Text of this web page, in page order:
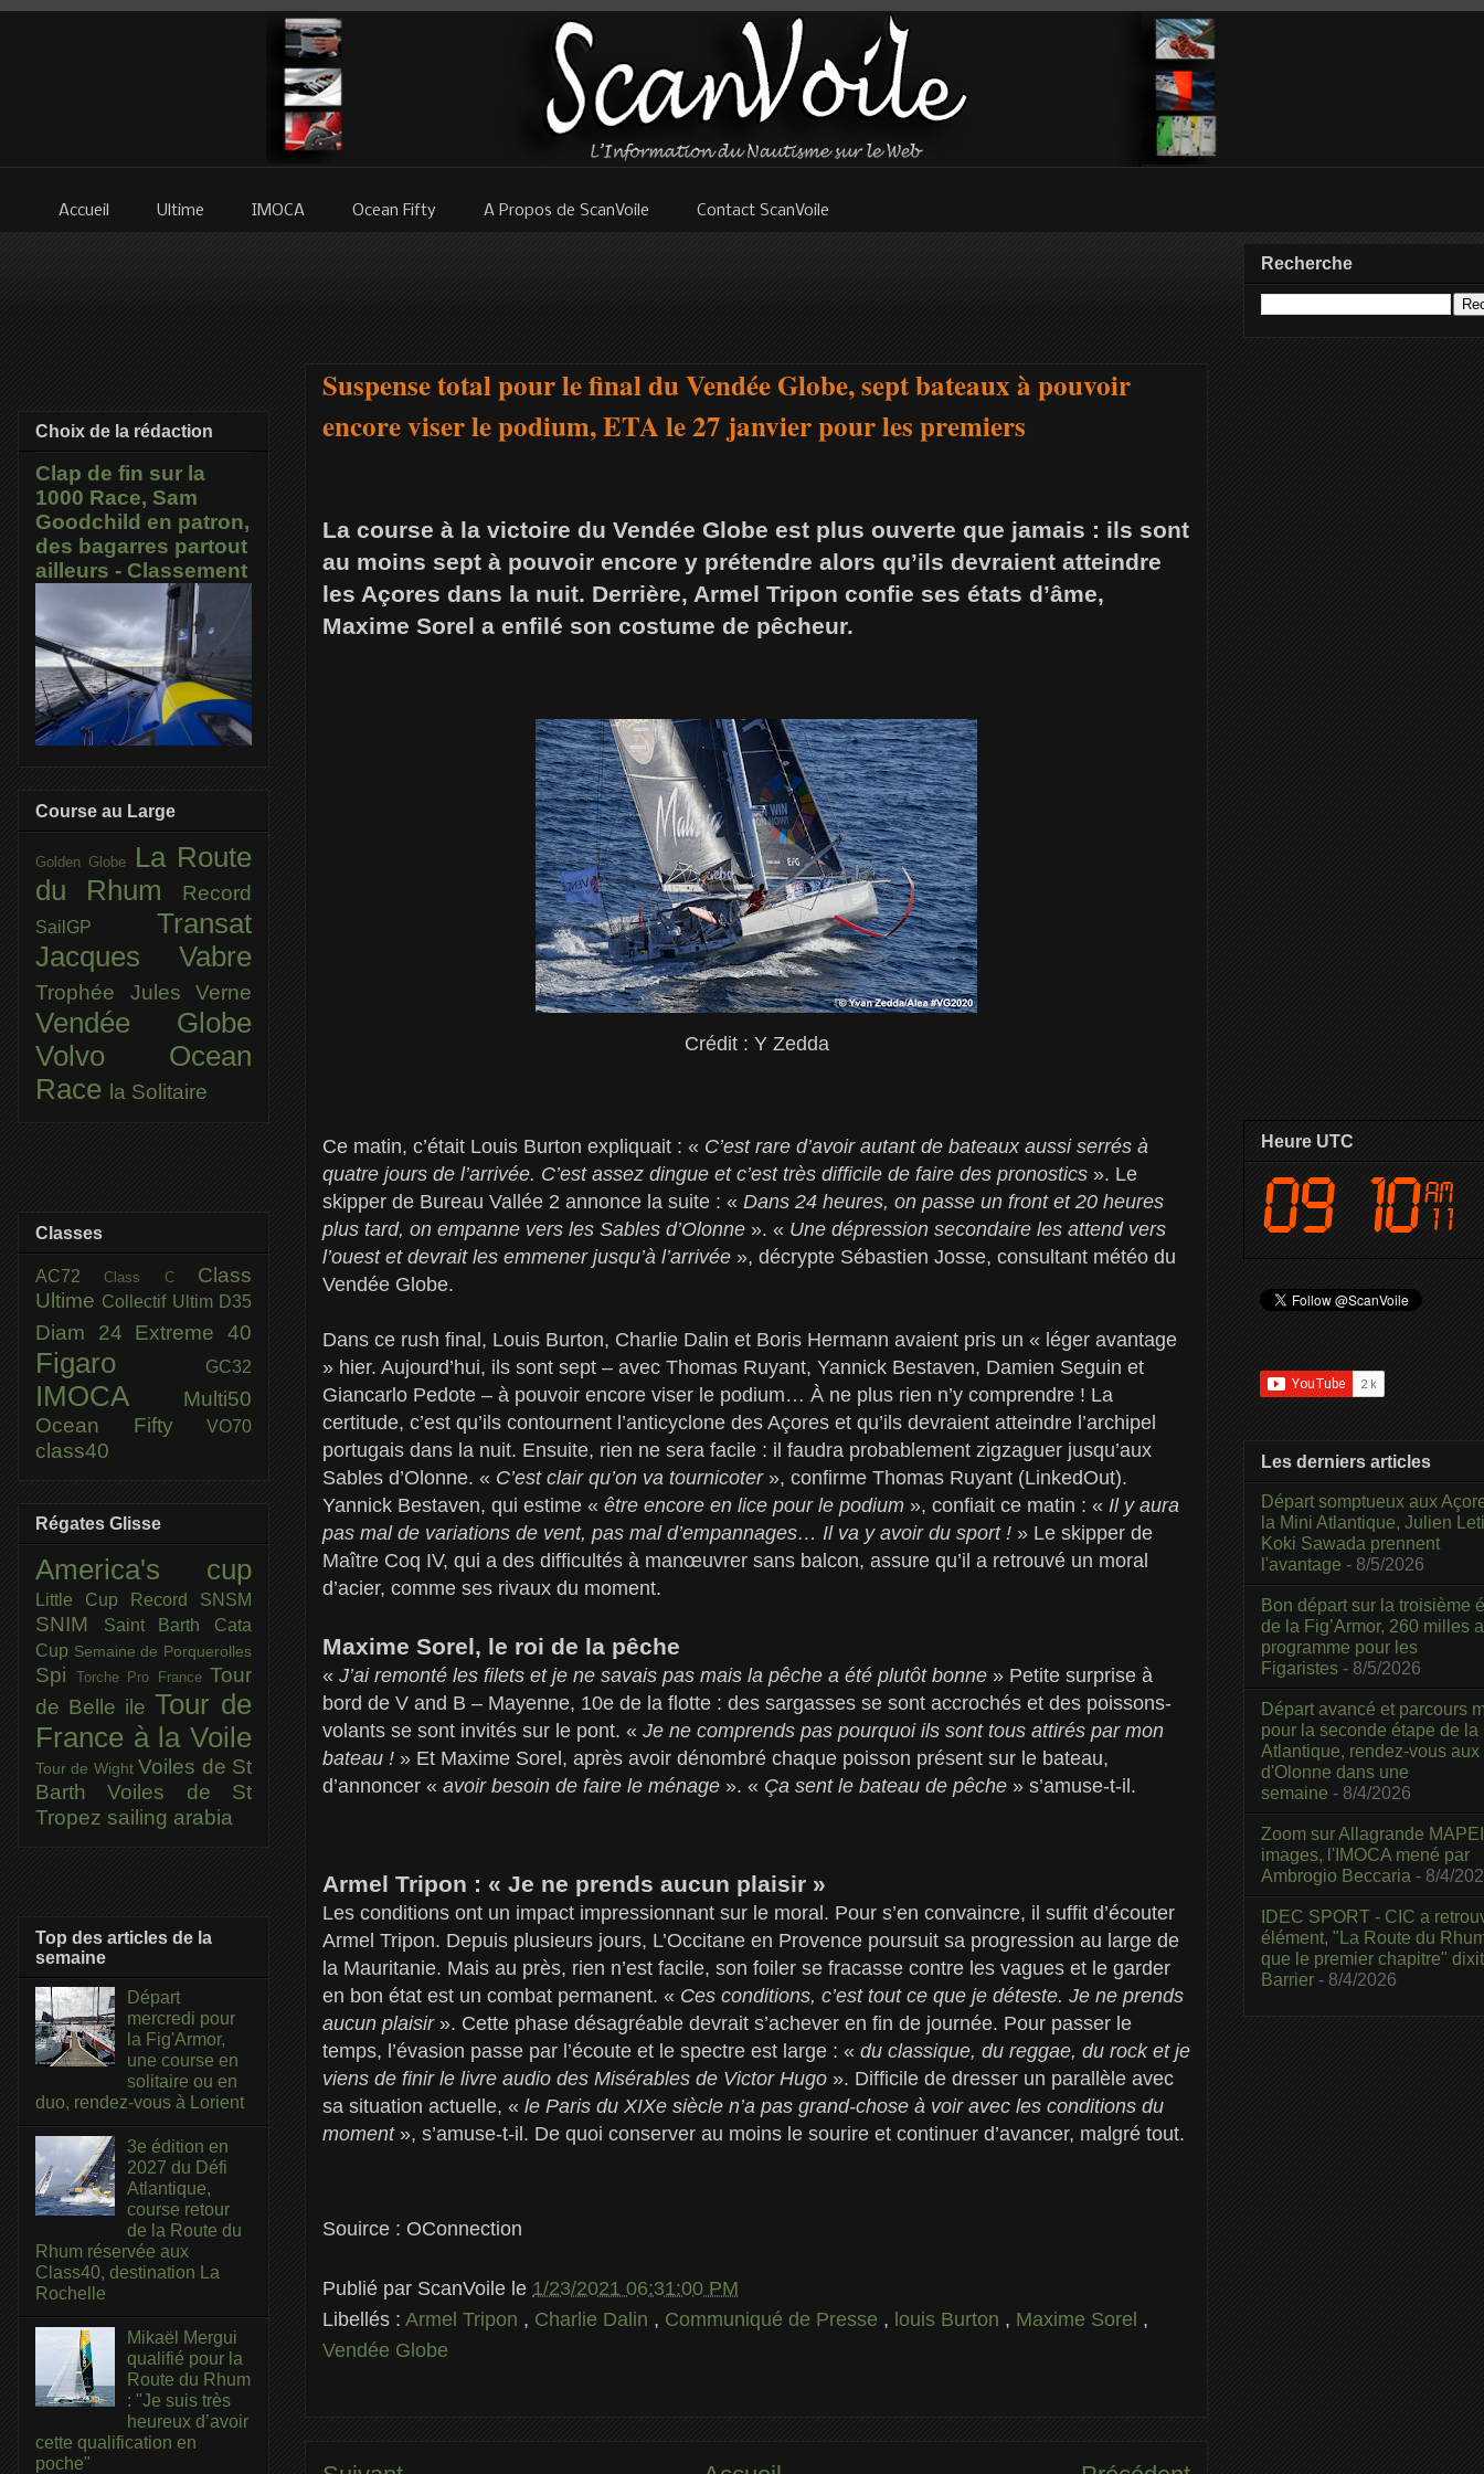
Accueil Ultime IMOCA Ocean Fifty A Propos de ScanVoile Contact ScanVoile
Suspense total pour le final du Vendée Globe, sept bateaux à pouvoir
encore viser le podium, ETA le 27 janvier pour les premiers
La course à la victoire du Vendée Globe est plus ouverte que jamais : ils sont
au moins sept à pouvoir encore y prétendre alors qu’ils devraient atteindre
les Açores dans la nuit. Derrière, Armel Tripon confie ses états d’âme,
Maxime Sorel a enfilé son costume de pêcheur.
Crédit : Y Zedda
Ce matin, c’était Louis Burton expliquait : « C’est rare d’avoir autant de bateaux aussi serrés à
quatre jours de l’arrivée. C’est assez dingue et c’est très difficile de faire des pronostics ». Le
skipper de Bureau Vallée 2 annonce la suite : « Dans 24 heures, on passe un front et 20 heures
plus tard, on empanne vers les Sables d’Olonne ». « Une dépression secondaire les attend vers
l’ouest et devrait les emmener jusqu’à l’arrivée », décrypte Sébastien Josse, consultant météo du
Vendée Globe.
Dans ce rush final, Louis Burton, Charlie Dalin et Boris Hermann avaient pris un « léger avantage
» hier. Aujourd’hui, ils sont sept – avec Thomas Ruyant, Yannick Bestaven, Damien Seguin et
Giancarlo Pedote – à pouvoir encore viser le podium… À ne plus rien n’y comprendre ! La
certitude, c’est qu’ils contournent l’anticyclone des Açores et qu’ils devraient atteindre l’archipel
portugais dans la nuit. Ensuite, rien ne sera facile : il faudra probablement zigzaguer jusqu’aux
Sables d’Olonne. « C’est clair qu’on va tournicoter», confirme Thomas Ruyant (LinkedOut).
Yannick Bestaven, qui estime « être encore en lice pour le podium », confiait ce matin : « Il y aura
pas mal de variations de vent, pas mal d’empannages… Il va y avoir du sport ! » Le skipper de
Maître Coq IV, qui a des difficultés à manœuvrer sans balcon, assure qu’il a retrouvé un moral
d’acier, comme ses rivaux du moment.
Maxime Sorel, le roi de la pêche
« J’ai remonté les filets et je ne savais pas mais la pêche a été plutôt bonne » Petite surprise à
bord de V and B – Mayenne, 10e de la flotte : des sargasses se sont accrochés et des poissons-
volants se sont invités sur le pont. « Je ne comprends pas pourquoi ils sont tous attirés par mon
bateau ! » Et Maxime Sorel, après avoir dénombré chaque poisson présent sur le bateau,
d’annoncer « avoir besoin de faire le ménage ». « Ça sent le bateau de pêche » s’amuse-t-il.
Armel Tripon : « Je ne prends aucun plaisir »
Les conditions ont un impact impressionnant sur le moral. Pour s’en convaincre, il suffit d’écouter
Armel Tripon. Depuis plusieurs jours, L’Occitane en Provence poursuit sa progression au large de
la Mauritanie. Mais au près, rien n’est facile, son foiler se fracasse contre les vagues et le garder
en bon état est un combat permanent. « Ces conditions, c’est tout ce que je déteste. Je ne prends
aucun plaisir». Cette phase désagréable devrait s’achever en fin de journée. Pour passer le
temps, l’évasion passe par l’écoute et le spectre est large : « du classique, du reggae, du rock et je
viens de finir le livre audio des Misérables de Victor Hugo ». Difficile de dresser un parallèle avec
sa situation actuelle, « le Paris du XIXe siècle n’a pas grand-chose à voir avec les conditions du
moment », s’amuse-t-il. De quoi conserver au moins le sourire et continuer d’avancer, malgré tout.
Souirce : OConnection
Publié par ScanVoile le 1/23/2021 06:31:00 PM
Libellés : Armel Tripon , Charlie Dalin , Communiqué de Presse , louis Burton , Maxime Sorel ,
Vendée Globe
Choix de la rédaction
Clap de fin sur la
1000 Race, Sam
Goodchild en patron,
des bagarres partout
ailleurs - Classement
Course au Large
Golden Globe
La Route
du Rhum
Record
SailGP Transat
Jacques Vabre
Trophée Jules Verne
Vendée Globe
Volvo Ocean
Race la Solitaire
Classes
AC72Class C Class
Ultime Collectif Ultim D35
Diam 24 Extreme 40
Figaro GC32
IMOCA
Multi50
Ocean Fifty
VO70
class40
Régates Glisse
America's cup
Little Cup Record SNSM
SNIM
Saint Barth Cata
Cup Semaine de Porquerolles
Spi Torche Pro France Tour
de Belle ile Tour de
France à la Voile
Tour de Wight Voiles de St
BarthVoiles de St
Tropez sailing arabia
Top des articles de la
semaine
Départ
mercredi pour
la Fig'Armor,
une course en
solitaire ou en
duo, rendez-vous à Lorient
3e édition en
2027 du Défi
Atlantique,
course retour
de la Route du
Rhum réservée aux
Class40, destination La
Rochelle
Mikaël Mergui
qualifié pour la
Route du Rhum
: "Je suis très
heureux d’avoir
cette qualification en
poche"
Recherche
Heure UTC
Les derniers articles
Départ somptueux aux
la Mini Atlantique, Julien
Koki Sawada prennent
l'avantage - 8/5/2026
Bon départ sur la troisième
de la Fig’Armor, 260 milles
programme pour les
Figaristes - 8/5/2026
Départ avancé et parcours
pour la seconde étape de la
Atlantique, rendez-vous
d'Olonne dans une
semaine - 8/4/2026
Zoom sur Allagrande
images, l'IMOCA mené par
Ambrogio Beccaria - 8/4/
IDEC SPORT - CIC a
élément, "La Route du
que le premier chapitre"
Barrier - 8/4/2026